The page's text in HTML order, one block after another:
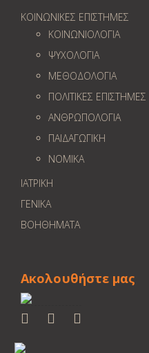
ΚΟΙΝΩΝΙΚΕΣ ΕΠΙΣΤΗΜΕΣ
ΚΟΙΝΩΝΙΟΛΟΓΙΑ
ΨΥΧΟΛΟΓΙΑ
ΜΕΘΟΔΟΛΟΓΙΑ
ΠΟΛΙΤΙΚΕΣ ΕΠΙΣΤΗΜΕΣ
ΑΝΘΡΩΠΟΛΟΓΙΑ
ΠΑΙΔΑΓΩΓΙΚΗ
ΝΟΜΙΚΑ
ΙΑΤΡΙΚΗ
ΓΕΝΙΚΑ
ΒΟΗΘΗΜΑΤΑ
Ακολουθήστε μας